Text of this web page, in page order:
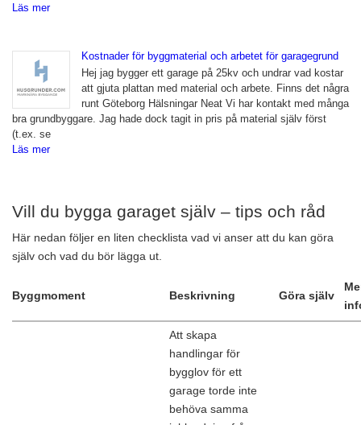
Läs mer
Kostnader för byggmaterial och arbetet för garagegrund
Hej jag bygger ett garage på 25kv och undrar vad kostar
att gjuta plattan med material och arbete. Finns det några
runt Göteborg Hälsningar Neat Vi har kontakt med många
bra grundbyggare. Jag hade dock tagit in pris på material själv först
(t.ex. se
Läs mer
Vill du bygga garaget själv – tips och råd
Här nedan följer en liten checklista vad vi anser att du kan göra
själv och vad du bör lägga ut.
Byggmoment Beskrivning Göra själv
Att skapa
handlingar för
bygglov för ett
garage torde inte
behöva samma